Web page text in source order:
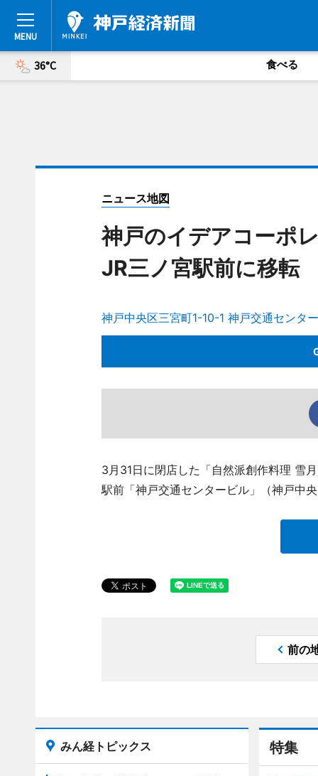
36°C 食べる
ニュース地図
神戸のイデアコーポ
JR三ノ宮駅前に移転
神戸中央区三宮町1-10-1 神戸交通センタ
3月31日に閉店した「自然派創作料理 雪
駅前「神戸交通センタービル」（神戸中
前の
特集
みん経トピックス